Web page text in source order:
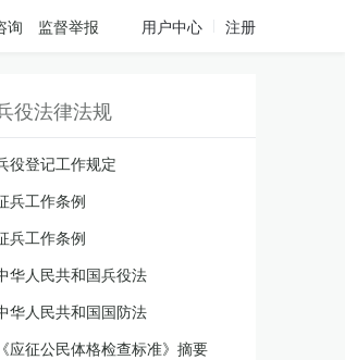
询 监督举报 用户中心 注册
役法律法规
役登记工作规定
兵工作条例
兵工作条例
华人民共和国兵役法
华人民共和国国防法
《应征公民体格检查标准》摘要